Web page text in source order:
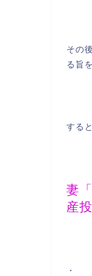
その
る旨
すると
妻
産
・